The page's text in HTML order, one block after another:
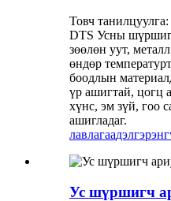
Товч танилцуулга:
DTS Усны
зөөлөн уут,
өндөр
боодлын
үр ашигтай, цогц
хүнс, эм зүй, гоо
ашигладаг.
лавлагаа
Ус шүршигч